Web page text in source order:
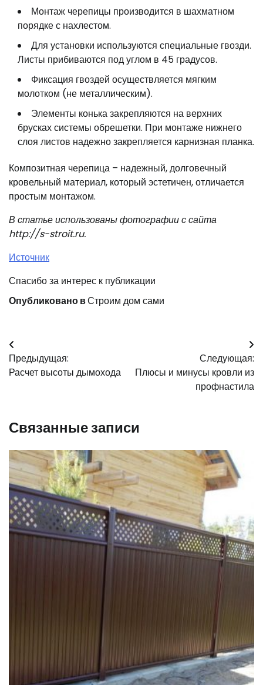
Монтаж черепицы производится в шахматном
порядке с нахлестом.
Для установки используются специальные гвозди.
Листы прибиваются под углом в 45 градусов.
Фиксация гвоздей осуществляется мягким
молотком (не металлическим).
Элементы конька закрепляются на верхних
брусках системы обрешетки. При монтаже нижнего
слоя листов надежно закрепляется карнизная планка.
Композитная черепица – надежный, долговечный
кровельный материал, который эстетичен, отличается
простым монтажом.
В статье использованы фотографии с сайта
http://s-stroit.ru.
Источник
Спасибо за интерес к публикации
Опубликовано вСтроим дом сами
Навигация
по
Предыдущая:
Расчет высоты дымохода
Следующая:
Плюсы и минусы кровли из
профнастила
Связанные записи